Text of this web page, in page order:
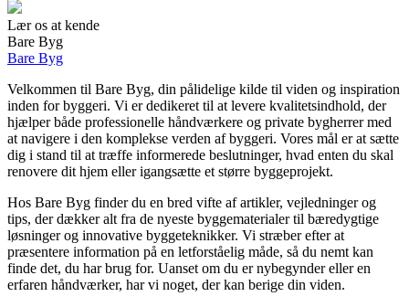
Lær os at kende
Bare Byg
Bare Byg
Velkommen til Bare Byg, din pålidelige kilde til viden og inspiration
inden for byggeri. Vi er dedikeret til at levere kvalitetsindhold, der
hjælper både professionelle håndværkere og private bygherrer med
at navigere i den komplekse verden af byggeri. Vores mål er at sætte
dig i stand til at træffe informerede beslutninger, hvad enten du skal
renovere dit hjem eller igangsætte et større byggeprojekt.
Hos Bare Byg finder du en bred vifte af artikler, vejledninger og
tips, der dækker alt fra de nyeste byggematerialer til bæredygtige
løsninger og innovative byggeteknikker. Vi stræber efter at
præsentere information på en letforståelig måde, så du nemt kan
finde det, du har brug for. Uanset om du er nybegynder eller en
erfaren håndværker, har vi noget, der kan berige din viden.